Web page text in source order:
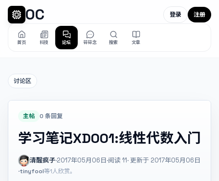
OC
首页 科技 论坛 碎碎念 搜索 文章
登录 注册
讨论区
主帖 0 条回复
学习笔记XD001:线性代数入门
清醒疯子·2017年05月06日·阅读 11· 更新于 2017年05月06日
·tinyfool等1人欣赏。